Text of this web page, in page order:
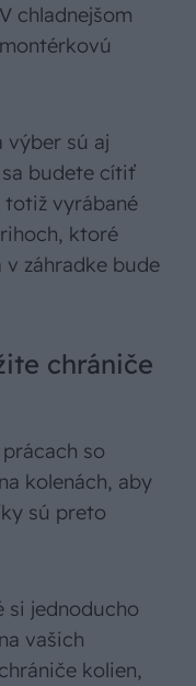
chladnejšom
výber sú aj
budete cítiť
totiž vyrábané
ktoré
záhradke bude
chrániče
so
kolenách, aby
sú preto
si jednoducho
vašich
kolien,